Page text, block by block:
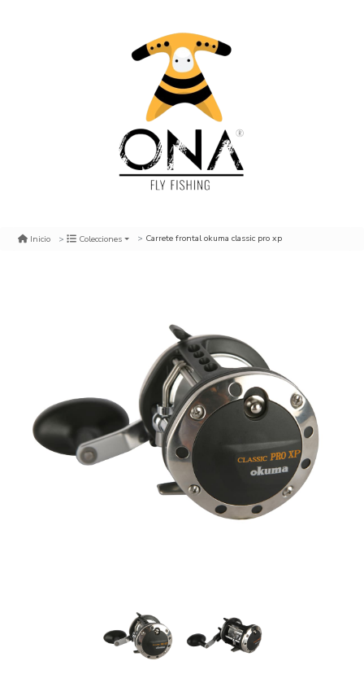
Inicio Colecciones Carrete frontal okuma classic pro xp